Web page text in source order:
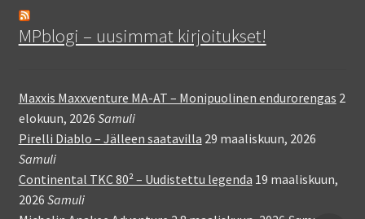
MPblogi – uusimmat kirjoitukset!
Maxxis Maxxventure MA-AT – Monipuolinen endurorengas 2
elokuun, 2026 Samuli
Pirelli Diablo – Jälleen saatavilla 29 maaliskuun, 2026
Samuli
Continental TKC 80² – Uudistettu legenda 19 maaliskuun,
2026 Samuli